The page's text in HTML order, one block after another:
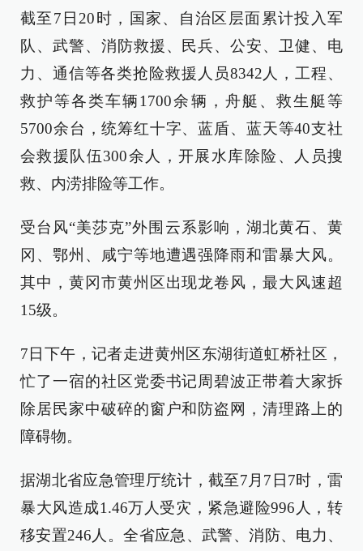
截至7日20时，国家、自治区层面累计投入军
队、武警、消防救援、民兵、公安、卫健、电
力、通信等各类抢险救援人员8342人，工程、
救护等各类车辆1700余辆，舟艇、救生艇等
5700余台，统筹红十字、蓝盾、蓝天等40支社
会救援队伍300余人，开展水库除险、人员搜
救、内涝排险等工作。
受台风“美莎克”外围云系影响，湖北黄石、黄
冈、鄂州、咸宁等地遭遇强降雨和雷暴大风。
其中，黄冈市黄州区出现龙卷风，最大风速超
15级。
7日下午，记者走进黄州区东湖街道虹桥社区，
忙了一宿的社区党委书记周碧波正带着大家拆
除居民家中破碎的窗户和防盗网，清理路上的
障碍物。
据湖北省应急管理厅统计，截至7月7日7时，雷
暴大风造成1.46万人受灾，紧急避险996人，转
移安置246人。全省应急、武警、消防、电力、